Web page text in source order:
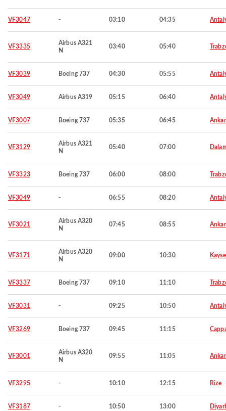
VF3047 - 03:10 04:35
VF3335
Airbus A321
N
03:40 05:40
VF3039 Boeing 737 04:30 05:55
VF3049 Airbus A319 05:15 06:40
VF3007 Boeing 737 05:35 06:45
VF3129
Airbus A321
N
05:40 07:00
VF3323 Boeing 737 06:00 08:00
VF3049 - 06:55 08:20
VF3021
Airbus A320
N
07:45 08:55
VF3171
Airbus A320
N
09:00 10:30
VF3337 Boeing 737 09:10 11:10
VF3031 - 09:25 10:50
VF3269 Boeing 737 09:45 11:15
VF3001
Airbus A320
N
09:55 11:05
VF3295 - 10:10 12:15 Rize
VF3187 - 10:50 13:00